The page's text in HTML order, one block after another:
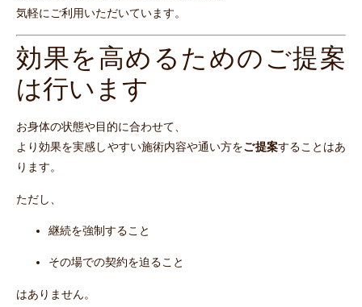
気軽にご利用いただいています。
効果を高めるためのご提案
は行います
お身体の状態や目的に合わせて、
より効果を実感しやすい施術内容や通い方をご提案することはあ
ります。
ただし、
継続を強制すること
その場での契約を迫ること
はありません。